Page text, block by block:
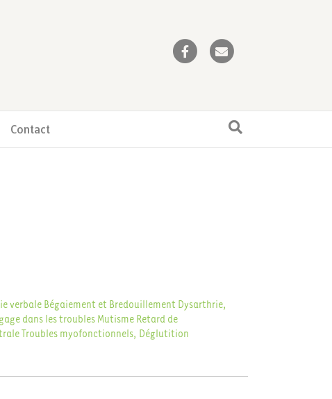
Facebook
Contact
verbale Bégaiement et Bredouillement Dysarthrie,
dans les troubles Mutisme Retard de
Troubles myofonctionnels, Déglutition